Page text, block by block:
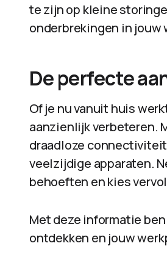
te zijn op kleine
onderbrekingen in jouw
De perfecte
Of je nu vanuit huis
aanzienlijk verbeteren.
draadloze
veelzijdige apparaten.
behoeften en kies
Met deze informatie
ontdekken en jouw